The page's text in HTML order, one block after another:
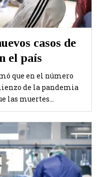
casos de
el país
que en el número
de la pandemia
las muertes...